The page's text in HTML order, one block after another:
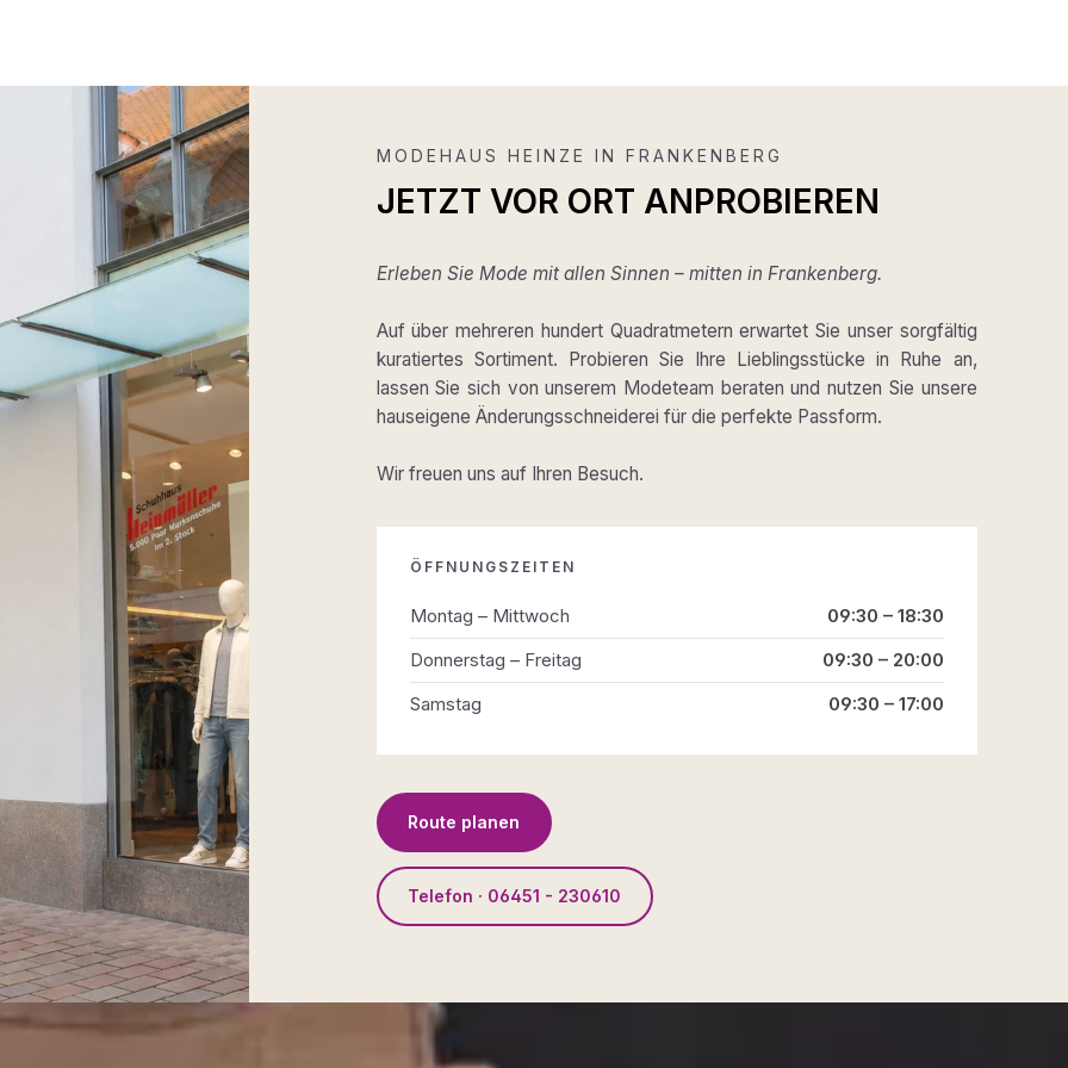
MODEHAUS HEINZE IN FRANKENBERG
JETZT VOR ORT ANPROBIEREN
Erleben Sie Mode mit allen Sinnen – mitten in Frankenberg.
Auf über mehreren hundert Quadratmetern erwartet Sie unser sorgfältig
kuratiertes Sortiment. Probieren Sie Ihre Lieblingsstücke in Ruhe an,
lassen Sie sich von unserem Modeteam beraten und nutzen Sie unsere
hauseigene Änderungsschneiderei für die perfekte Passform.
Wir freuen uns auf Ihren Besuch.
ÖFFNUNGSZEITEN
Montag – Mittwoch
09:30 – 18:30
Donnerstag – Freitag
09:30 – 20:00
Samstag
09:30 – 17:00
Route planen
Telefon · 06451 - 230610